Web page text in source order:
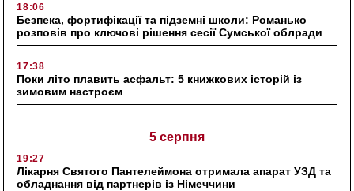
18:06
Безпека, фортифікації та підземні школи: Романько
розповів про ключові рішення сесії Сумської облради
17:38
Поки літо плавить асфальт: 5 книжкових історій із
зимовим настроєм
5 серпня
19:27
Лікарня Святого Пантелеймона отримала апарат УЗД та
обладнання від партнерів із Німеччини